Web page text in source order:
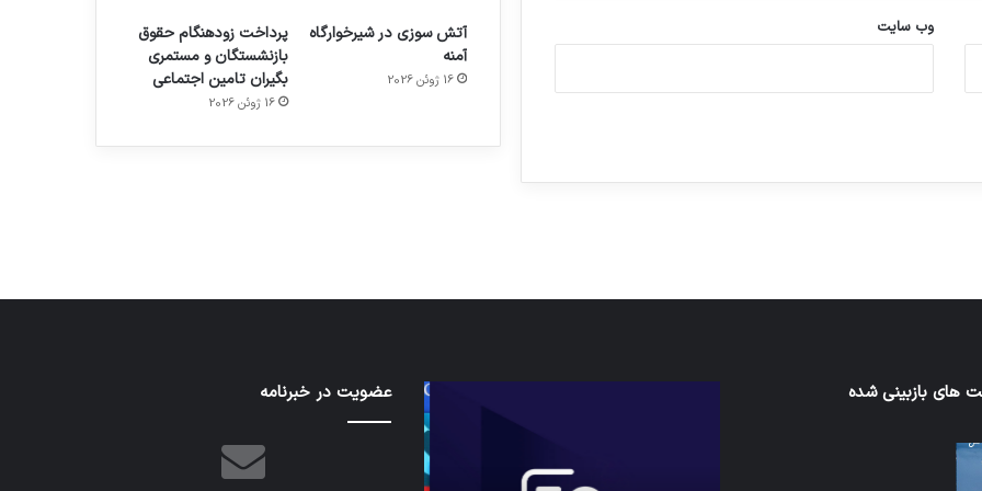
وب‌ سایت
آتش سوزی در شیرخوارگاه
آمنه
16 ژوئن 2026
پرداخت زودهنگام حقوق
بازنشستگان و مستمری
بگیران تامین اجتماعی
16 ژوئن 2026
های بازبینی شده
نخستین
وسیله
کاملا
نقلیه
عضویت در خبرنامه